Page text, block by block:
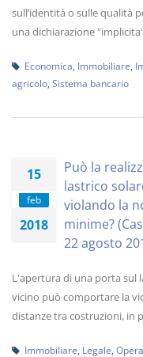
sull’identità o sulle qualità
una dichiarazione
Economica Immobiliare
agricolo Sistema bancario
15
feb
2018
Può la
lastrico
violando la
minime?
22 agosto
L'apertura di una porta sul
vicino può comportare la
distanze tra costruzioni, in
Immobiliare Legale